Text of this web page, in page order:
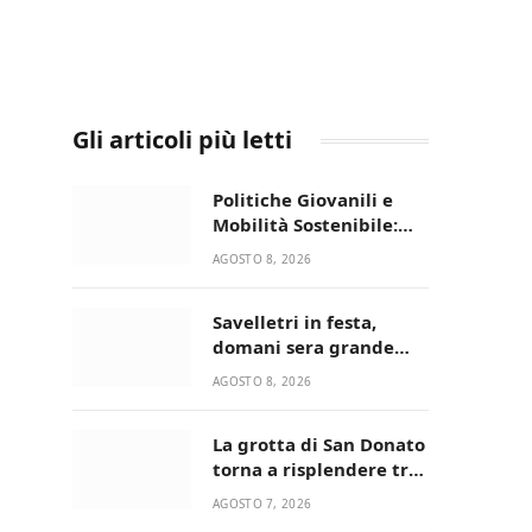
Gli articoli più letti
Politiche Giovanili e
Mobilità Sostenibile:
premiati gli studenti
AGOSTO 8, 2026
Savelletri in festa,
domani sera grande
spettacolo con Uccio De
AGOSTO 8, 2026
La grotta di San Donato
torna a risplendere tra
fede, natura e
AGOSTO 7, 2026